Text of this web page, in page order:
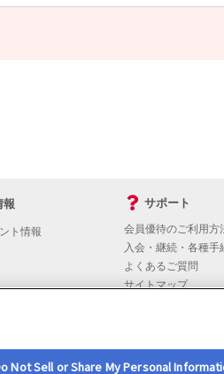
報
ト情報
サポート
会員優待のご利用方
入会・継続・各種手
よくあるご質問
サイトマップ
Not Sell or Share My Personal